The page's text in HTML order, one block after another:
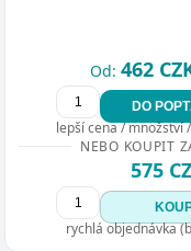
Od: 462
DO
lepší cena / množství
NEBO KOUPIT
575
rychlá objednávka